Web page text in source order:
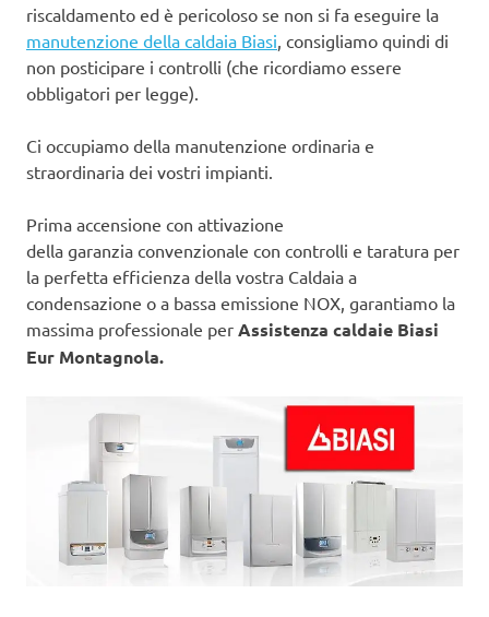
riscaldamento ed è pericoloso se non si fa eseguire la
manutenzione della caldaia Biasi , consigliamo quindi di
non posticipare i controlli (che ricordiamo essere
obbligatori per legge).
Ci occupiamo della manutenzione ordinaria e
straordinaria dei vostri impianti.
Prima accensione con attivazione
della garanzia convenzionale con controlli e taratura per
la perfetta efficienza della vostra Caldaia a
condensazione o a bassa emissione NOX, garantiamo la
massima professionale per Assistenza caldaie Biasi
Eur Montagnola.